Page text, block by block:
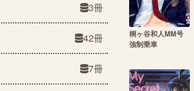
3冊
42冊
7冊
桐ヶ谷和人MM号
強制乗車